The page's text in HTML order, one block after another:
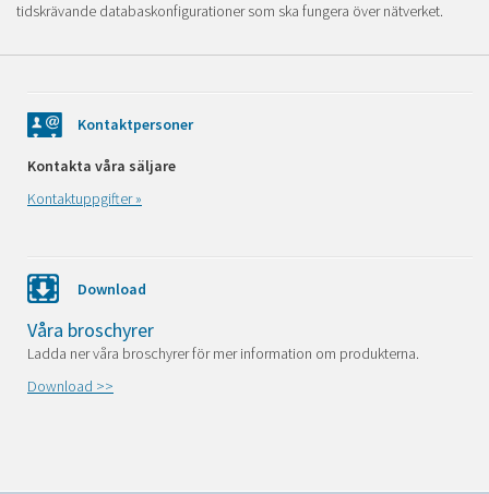
tidskrävande databaskonfigurationer som ska fungera över nätverket.
Kontaktpersoner
Kontakta våra säljare
Kontaktuppgifter »
Download
Våra broschyrer
Ladda ner våra broschyrer för mer information om produkterna.
Download >>